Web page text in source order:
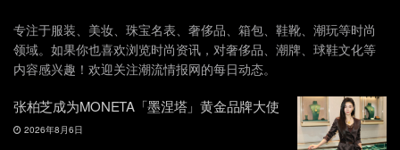
专注于服装、美妆、珠宝名表、奢侈品、箱包、鞋靴、潮玩等时尚
领域。如果你也喜欢浏览时尚资讯，对奢侈品、潮牌、球鞋文化等
内容感兴趣！欢迎关注潮流情报网的每日动态。
张柏芝成为MONETA「墨涅塔」黄金品牌大使
2026年8月6日